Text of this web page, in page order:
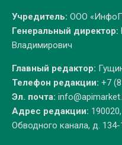
Учредитель: ООО
Генеральный директор:
Владимирович
Главный редактор:
Телефон редакции: +7
Эл. почта:
Адрес редакции:
Обводного канала, д.